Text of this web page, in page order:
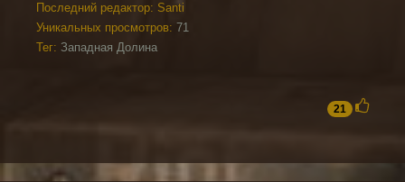
Последний редактор: Santi
Уникальных просмотров: 71
Тег: Западная Долина
21